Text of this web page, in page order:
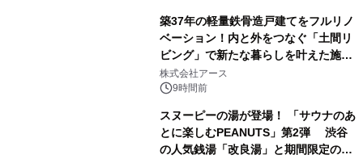
築37年の軽量鉄骨造戸建てをフルリノ
ベーション！内と外をつなぐ「土間リ
ビング」で新たな暮らしを叶えた施工
事例を株式会社アースが公開
株式会社アース
9時間前
スヌーピーの湯が登場！ 「サウナのあ
とに楽しむPEANUTS」第2弾 渋谷
の人気銭湯「改良湯」と期間限定のコ